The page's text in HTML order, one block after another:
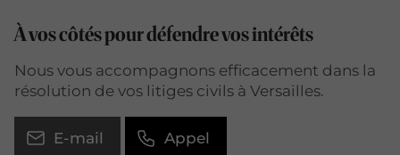
À vos côtés pour défendre vos intérêts
Nous vous accompagnons efficacement dans la
résolution de vos litiges civils à Versailles.
E-mail Appel